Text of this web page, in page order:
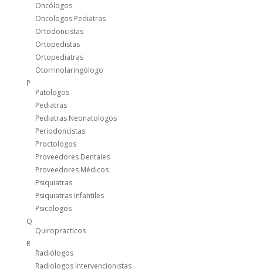
Oncólogos
Oncologos Pediatras
Ortodoncistas
Ortopedistas
Ortopediatras
Otorrinolaringólogo
P
Patologos
Pediatras
Pediatras Neonatologos
Periodoncistas
Proctologos
Proveedores Dentales
Proveedores Médicos
Psiquiatras
Psiquiatras Infantiles
Psicologos
Q
Quiropracticos
R
Radiólogos
Radiologos Intervencionistas